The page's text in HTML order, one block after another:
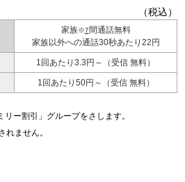
（税込）
家族※7間通話無料
家族以外への通話30秒あたり22円
1回あたり3.3円～（受信 無料）
1回あたり50円～（受信 無料）
リー割引」グループをさします。
れません。